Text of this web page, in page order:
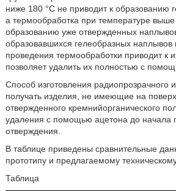
ниже 180 °С не приводит к образованию
а термообработка при температуре
образованию уже отвержденных
образовавшихся гелеобразных наплывов
проведения термообработки приводит к
позволяет удалить их полностью с
Способ изготовления радиопрозрачного
получать изделия, не имеющие на
отвержденного кремнийорганического
удаления с помощью ацетона до начала
отверждения.
В таблице приведены сравнительные
прототипу и предлагаемому
Таблица